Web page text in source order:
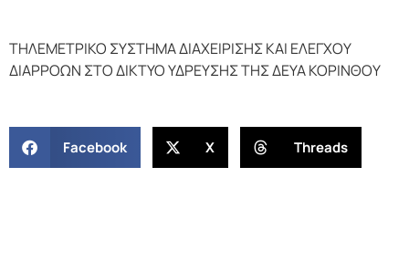
ΤΗΛΕΜΕΤΡΙΚΟ ΣΥΣΤΗΜΑ ΔΙΑΧΕΙΡΙΣΗΣ ΚΑΙ ΕΛΕΓΧΟΥ
ΔΙΑΡΡΟΩΝ ΣΤΟ ΔΙΚΤΥΟ ΥΔΡΕΥΣΗΣ ΤΗΣ ΔΕΥΑ ΚΟΡΙΝΘΟΥ
Facebook X Threads